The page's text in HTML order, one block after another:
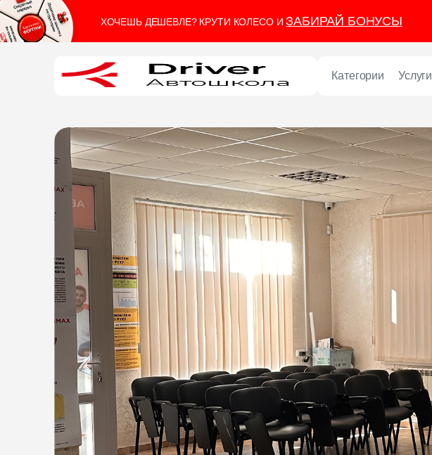
ХОЧЕШЬ ДЕШЕВЛЕ? КРУТИ КОЛЕСО ИЗАБИРАЙ БОНУСЫ
Категории Услуги